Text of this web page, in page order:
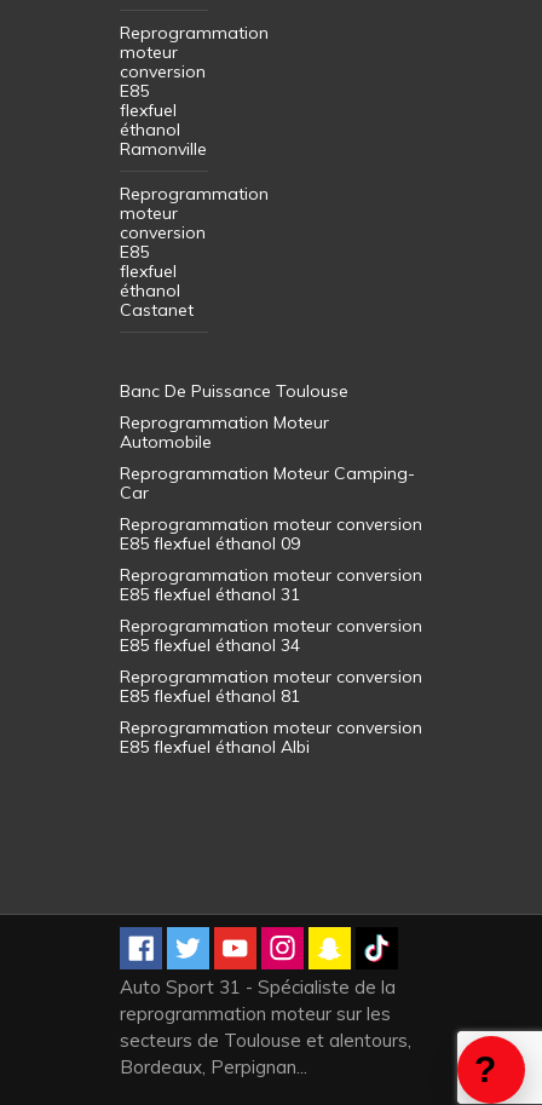
Reprogrammation
moteur
conversion
E85
flexfuel
éthanol
Ramonville
Reprogrammation
moteur
conversion
E85
flexfuel
éthanol
Castanet
Banc De Puissance Toulouse
Reprogrammation Moteur
Automobile
Reprogrammation Moteur Camping-
Car
Reprogrammation moteur conversion
E85 flexfuel éthanol 09
Reprogrammation moteur conversion
E85 flexfuel éthanol 31
Reprogrammation moteur conversion
E85 flexfuel éthanol 34
Reprogrammation moteur conversion
E85 flexfuel éthanol 81
Reprogrammation moteur conversion
E85 flexfuel éthanol Albi
Auto Sport 31 - Spécialiste de la
reprogrammation moteur sur les
secteurs de Toulouse et alentours,
Bordeaux, Perpignan...